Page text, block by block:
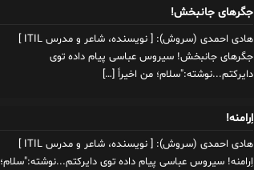
جگرهای جانبخش!
هادی احمدی (سروش): [ نویسنده، شاعر و مدرس ITIL ]
جگرهای جانبخش! سیروس عباسی پیام داده توی
دایرکتم...نوشته:"سلام؛ من اخیراً […]
اِرامنه!
هادی احمدی (سروش): [ نویسنده، شاعر و مدرس ITIL ]
اِرامنه! سیروس عباسی پیام داده توی دایرکتم...نوشته:"سلام؛